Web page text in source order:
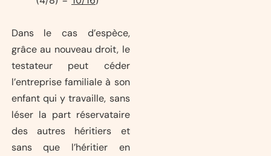
Dans le cas d’espèce,
grâce au nouveau droit, le
testateur peut céder
l’entreprise familiale à son
enfant qui y travaille, sans
léser la part réservataire
des autres héritiers et
sans que l’héritier en